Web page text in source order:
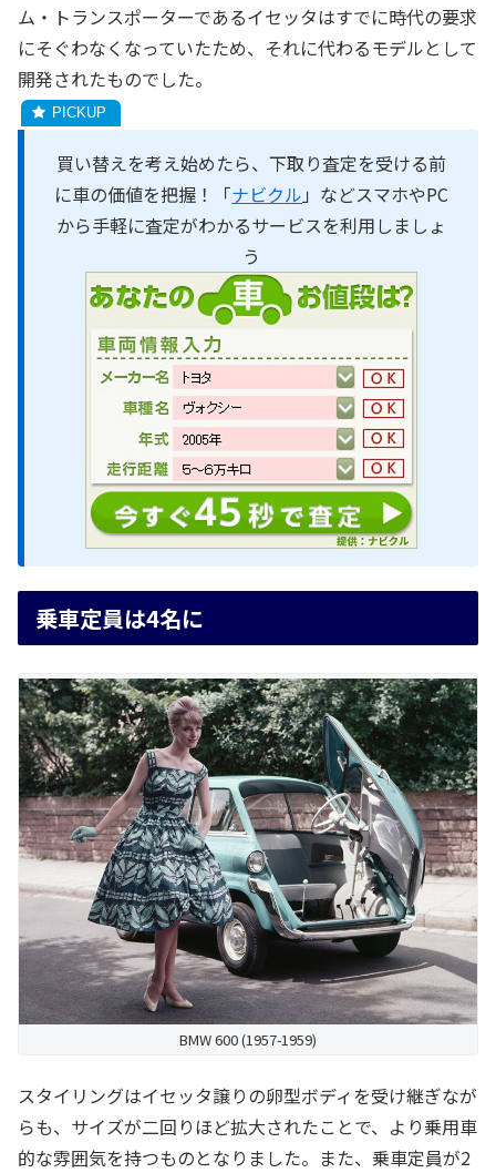
ム・トランスポーターであるイセッタはすでに時代の要求
にそぐわなくなっていたため、それに代わるモデルとして
開発されたものでした。
買い替えを考え始めたら、下取り査定を受ける前
に車の価値を把握！「ナビクル 」などスマホやPC
から手軽に査定がわかるサービスを利用しましょ
う
乗車定員は4名に
BMW 600 (1957-1959)
スタイリングはイセッタ譲りの卵型ボディを受け継ぎなが
らも、サイズが二回りほど拡大されたことで、より乗用車
的な雰囲気を持つものとなりました。また、乗車定員が2